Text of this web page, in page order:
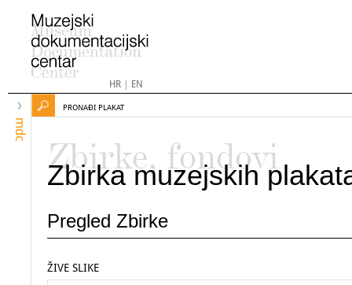
HR| EN
mdc
PRONAĐI PLAKAT
Zbirke, fondovi
Zbirka muzejskih
Pregled Zbirke
ŽIVE SLIKE